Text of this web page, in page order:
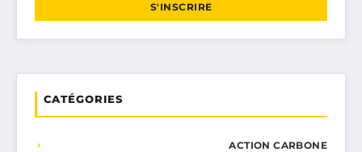
S'INSCRIRE
CATÉGORIES
ACTION CARBONE